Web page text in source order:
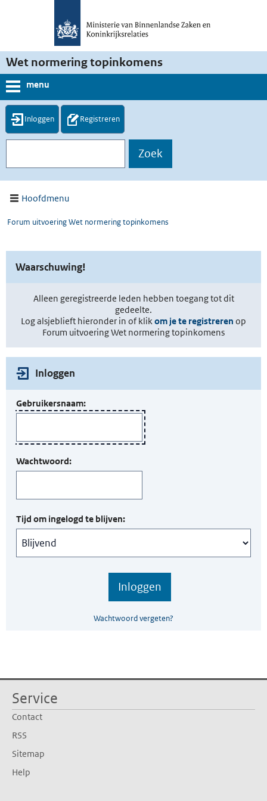
Wet normering topinkomens
menu
Inloggen Registreren
Hoofdmenu
Forum uitvoering Wet normering topinkomens
Waarschuwing!
Alleen geregistreerde leden hebben toegang tot dit
gedeelte.
Log alsjeblieft hieronder in of klik om je te registreren op
Forum uitvoering Wet normering topinkomens
Inloggen
Gebruikersnaam:
Wachtwoord:
Tijd om ingelogd te blijven:
Wachtwoord vergeten?
Service
Contact
RSS
Sitemap
Help